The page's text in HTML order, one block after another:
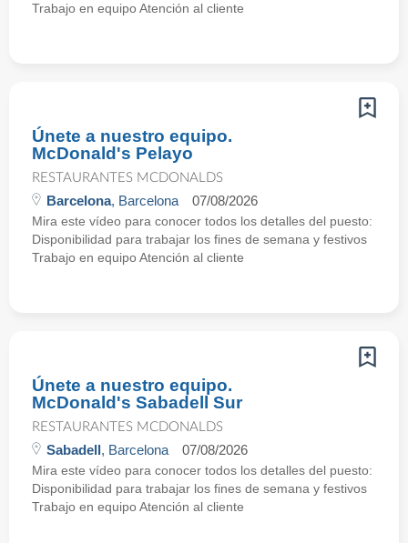
Trabajo en equipo Atención al cliente
Únete a nuestro equipo.
McDonald's Pelayo
RESTAURANTES MCDONALDS
Barcelona, Barcelona 07/08/2026
Mira este vídeo para conocer todos los detalles del puesto:
Disponibilidad para trabajar los fines de semana y festivos
Trabajo en equipo Atención al cliente
Únete a nuestro equipo.
McDonald's Sabadell Sur
RESTAURANTES MCDONALDS
Sabadell, Barcelona 07/08/2026
Mira este vídeo para conocer todos los detalles del puesto:
Disponibilidad para trabajar los fines de semana y festivos
Trabajo en equipo Atención al cliente